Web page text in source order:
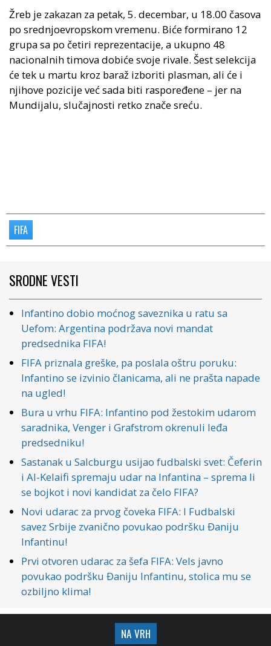
Žreb je zakazan za petak, 5. decembar, u 18.00 časova
po srednjoevropskom vremenu. Biće formirano 12
grupa sa po četiri reprezentacije, a ukupno 48
nacionalnih timova dobiće svoje rivale. Šest selekcija
će tek u martu kroz baraž izboriti plasman, ali će i
njihove pozicije već sada biti raspoređene – jer na
Mundijalu, slučajnosti retko znače sreću.
FIFA
SRODNE VESTI
Infantino dobio moćnog saveznika u ratu sa
Uefom: Argentina podržava novi mandat
predsednika FIFA!
FIFA priznala greške, pa poslala oštru poruku:
Infantino se izvinio članicama, ali ne prašta napade
na ugled!
Bura u vrhu FIFA: Infantino pod žestokim udarom
saradnika, Venger i Grafstrom okrenuli leđa
predsedniku!
Sastanak u Salcburgu usijao fudbalski svet: Čeferin
i Al-Kelaifi spremaju udar na Infantina – sprema li
se bojkot i novi kandidat za čelo FIFA?
Novi udarac za prvog čoveka FIFA: I Fudbalski
savez Srbije zvanično povukao podršku Đaniju
Infantinu!
Prvi otvoren udarac za šefa FIFA: Vels javno
povukao podršku Đaniju Infantinu, stolica mu se
ozbiljno klima!
NA VRH